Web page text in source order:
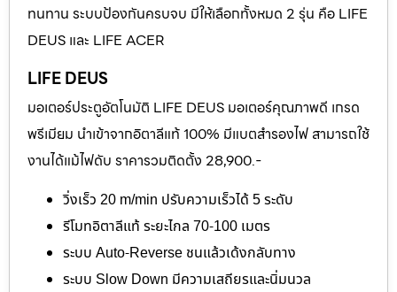
ทนทาน ระบบป้องกันครบจบ มีให้เลือกทั้งหมด 2 รุ่น คือ LIFE
DEUS และ LIFE ACER
LIFE DEUS
มอเตอร์ประตูอัตโนมัติ LIFE DEUS มอเตอร์คุณภาพดี เกรด
พรีเมียม นำเข้าจากอิตาลีแท้ 100% มีแบตสำรองไฟ สามารถใช้
งานได้แม้ไฟดับ ราคารวมติดตั้ง 28,900.-
วิ่งเร็ว 20 m/min ปรับความเร็วได้ 5 ระดับ
รีโมทอิตาลีแท้ ระยะไกล 70-100 เมตร
ระบบ Auto-Reverse ชนแล้วเด้งกลับทาง
ระบบ Slow Down มีความเสถียรและนิ่มนวล